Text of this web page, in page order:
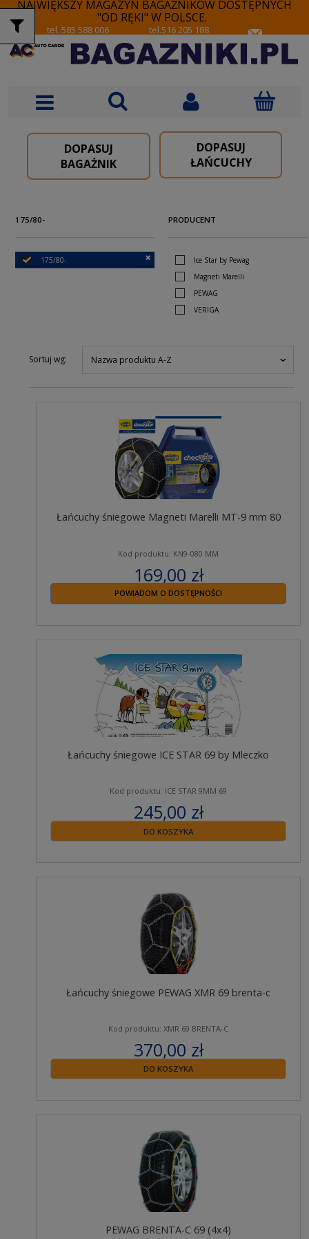
NAJWIĘKSZY MAGAZYN BAGAŻNIKÓW DOSTĘPNYCH
"OD RĘKI" W POLSCE.
tel. 585 588 006 tel.516 205 188
DOPASUJ
BAGAŻNIK
DOPASUJ
ŁAŃCUCHY
175/80-
175/80-
PRODUCENT
Ice Star by Pewag
Magneti Marelli
PEWAG
VERIGA
Sortuj wg: Nazwa produktu A-Z
Łańcuchy śniegowe Magneti Marelli MT-9 mm 80
Kod produktu: KN9-080 MM
169,00 zł
zawiera 23% VAT
POWIADOM O DOSTĘPNOŚCI
Łańcuchy śniegowe ICE STAR 69 by Mleczko
Kod produktu: ICE STAR 9MM 69
245,00 zł
zawiera 23% VAT
DO KOSZYKA
Łańcuchy śniegowe PEWAG XMR 69 brenta-c
Kod produktu: XMR 69 BRENTA-C
370,00 zł
zawiera 23% VAT
DO KOSZYKA
PEWAG BRENTA-C 69 (4x4)